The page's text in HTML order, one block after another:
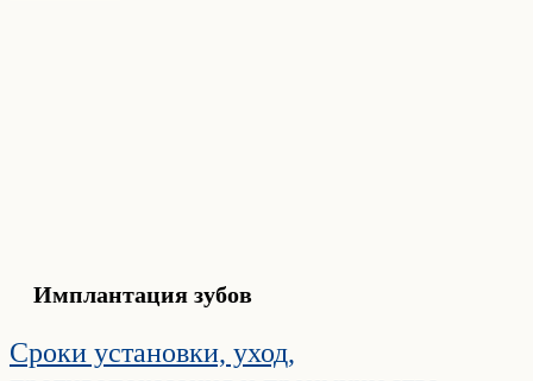
Имплантация зубов
Сроки установки, уход,